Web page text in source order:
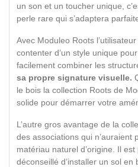
un son et un toucher unique,
perle rare qui s’adaptera
Avec Moduleo Roots
contenter d’un style unique
facilement combiner les
sa propre signature visuelle.
le bois la collection Roots de
solide pour démarrer votre
L’autre gros avantage de la
des associations qui n’auraient
matériau naturel d’origine. Il
déconseillé d’installer un sol